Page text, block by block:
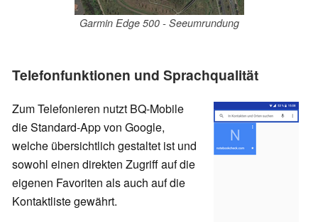
Garmin Edge 500 - Seeumrundung
Telefonfunktionen und Sprachqualität
Zum Telefonieren nutzt BQ-Mobile
die Standard-App von Google,
welche übersichtlich gestaltet ist und
sowohl einen direkten Zugriff auf die
eigenen Favoriten als auch auf die
Kontaktliste gewährt.